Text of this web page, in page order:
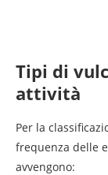
Tipi di
attività
Per la
frequenza delle
avvengono: